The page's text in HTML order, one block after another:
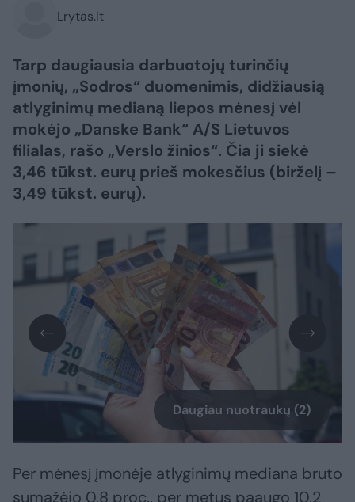
Lrytas.lt
Tarp daugiausia darbuotojų turinčių
įmonių, „Sodros“ duomenimis, didžiausią
atlyginimų medianą liepos mėnesį vėl
mokėjo „Danske Bank“ A/S Lietuvos
filialas, rašo „Verslo žinios“. Čia ji siekė
3,46 tūkst. eurų prieš mokesčius (birželį –
3,49 tūkst. eurų).
Daugiau nuotraukų (2)
Per mėnesį įmonėje atlyginimų mediana bruto
sumažėjo 0,8 proc., per metus paaugo 10,2